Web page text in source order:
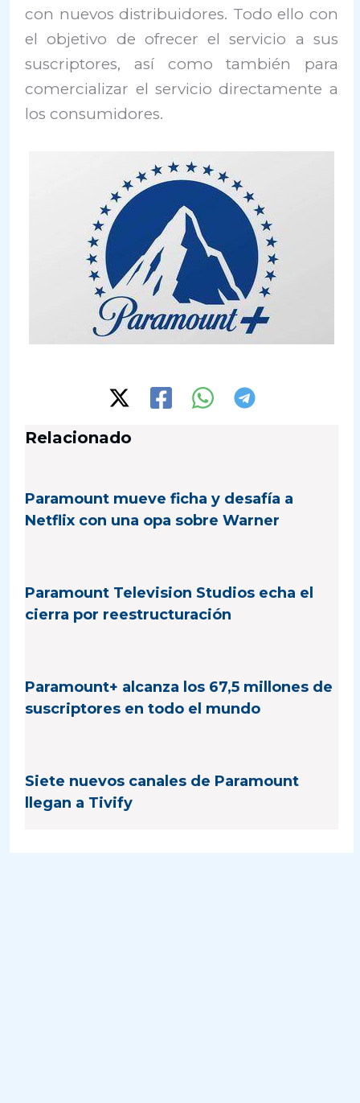
con nuevos distribuidores. Todo ello con
el objetivo de ofrecer el servicio a sus
suscriptores, así como también para
comercializar el servicio directamente a
los consumidores.
Relacionado
Paramount mueve ficha y desafía a
Netflix con una opa sobre Warner
Paramount Television Studios echa el
cierra por reestructuración
Paramount+ alcanza los 67,5 millones de
suscriptores en todo el mundo
Siete nuevos canales de Paramount
llegan a Tivify